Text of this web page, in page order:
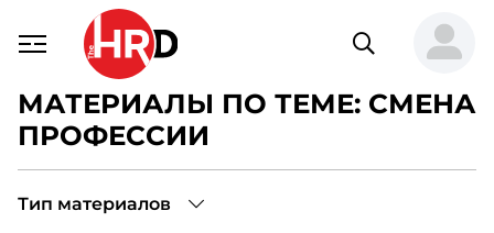
МАТЕРИАЛЫ ПО ТЕМЕ: СМЕНА
ПРОФЕССИИ
Тип материалов